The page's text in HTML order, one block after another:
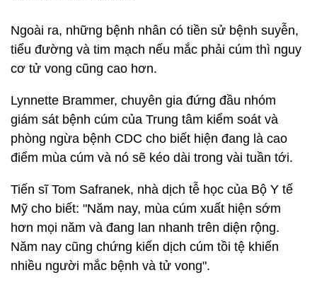
Ngoài ra, những bệnh nhân có tiền sử bệnh suyễn,
tiểu đường và tim mạch nếu mắc phải cúm thì nguy
cơ tử vong cũng cao hơn.
Lynnette Brammer, chuyên gia đứng đầu nhóm
giám sát bệnh cúm của Trung tâm kiểm soát và
phòng ngừa bệnh CDC cho biết hiện đang là cao
điểm mùa cúm và nó sẽ kéo dài trong vài tuần tới.
Tiến sĩ Tom Safranek, nhà dịch tễ học của Bộ Y tế
Mỹ cho biết: "Năm nay, mùa cúm xuất hiện sớm
hơn mọi năm và đang lan nhanh trên diện rộng.
Năm nay cũng chứng kiến dịch cúm tồi tệ khiến
nhiều người mắc bệnh và tử vong".